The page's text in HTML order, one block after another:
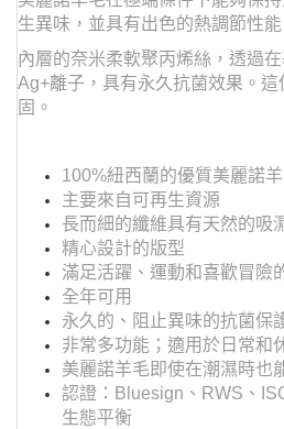
生異味，並具有出色的熱調節性能
內層的奈米柔軟聚丙烯絲，透過
Ag+離子，具有永久抗菌效果。
固。
100%紐西蘭的優質美麗諾
主要來自可再生資源
長而細的纖維具有天然的吸
精心設計的版型
滿足活躍、運動和喜歡冒險
全年可用
永久的、阻止異味的抗菌保
非常多功能；適用於日常和
美麗諾羊毛即使在潮濕時也
認證：Bluesign、RWS、
生態平衡